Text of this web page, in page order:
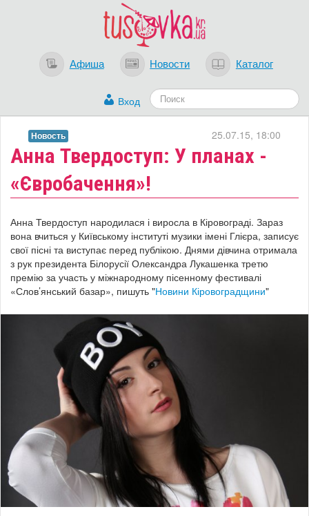
Афиша Новости Каталог
Вход
Анна Твердоступ: У планах -
«Євробачення»!
25.07.15, 18:00
Новость
Анна Твердоступ народилася і виросла в Кіровограді. Зараз
вона вчиться у Київському інституті музики імені Глієра, записує
свої пісні та виступає перед публікою. Днями дівчина отримала
з рук президента Білорусії Олександра Лукашенка третю
премію за участь у міжнародному пісенному фестивалі
«Слов’янський базар», пишуть "Новини Кіровоградщини"